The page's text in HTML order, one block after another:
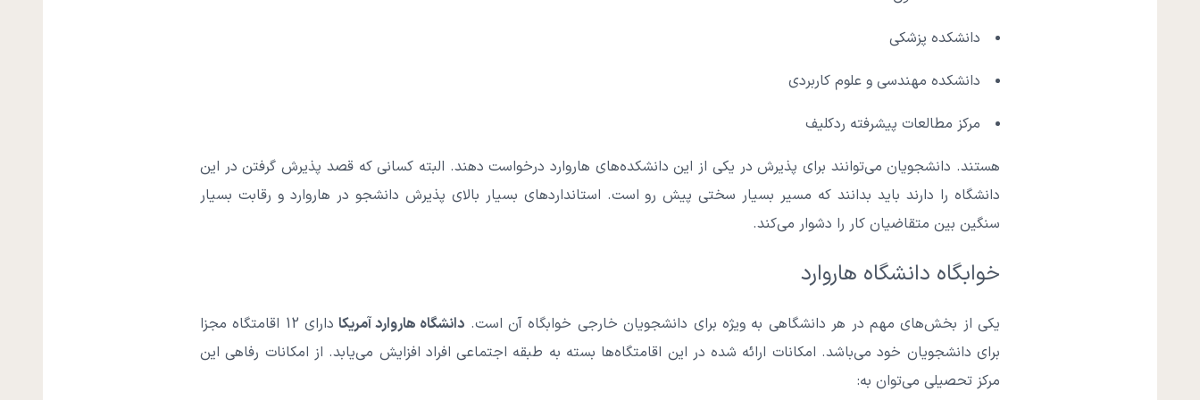
دانشکده پزشکی
دانشکده مهندسی و علوم کاربردی
مرکز مطالعات پیشرفته ردکلیف
هستند. دانشجویان می‌توانند برای پذیرش در یکی از این دانشکده‌های هاروارد درخواست دهند. البته کسانی که قصد پذیرش گرفتن در این
دانشگاه را دارند باید بدانند که مسیر بسیار سختی پیش رو است. استانداردهای بسیار بالای پذیرش دانشجو در هاروارد و رقابت بسیار
سنگین بین متقاضیان کار را دشوار می‌کند.
خوابگاه دانشگاه هاروارد
یکی از بخش‌های مهم در هر دانشگاهی به ویژه برای دانشجویان خارجی خوابگاه آن است. دانشگاه هاروارد آمریکا
دارای 12 اقامتگاه مجزا
برای دانشجویان خود می‌باشد. امکانات ارائه شده در این اقامتگاه‌ها بسته به طبقه اجتماعی افراد افزایش می‌یابد. از امکانات رفاهی این
مرکز تحصیلی می‌توان به: